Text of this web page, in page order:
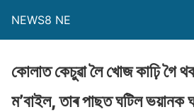
NEWS8 NE
কােলাত কেচুৱা লৈ খােজ কাঢ়ি গৈ
ম’বাইল, তাৰ পাছত ঘটিল ভয়ানক